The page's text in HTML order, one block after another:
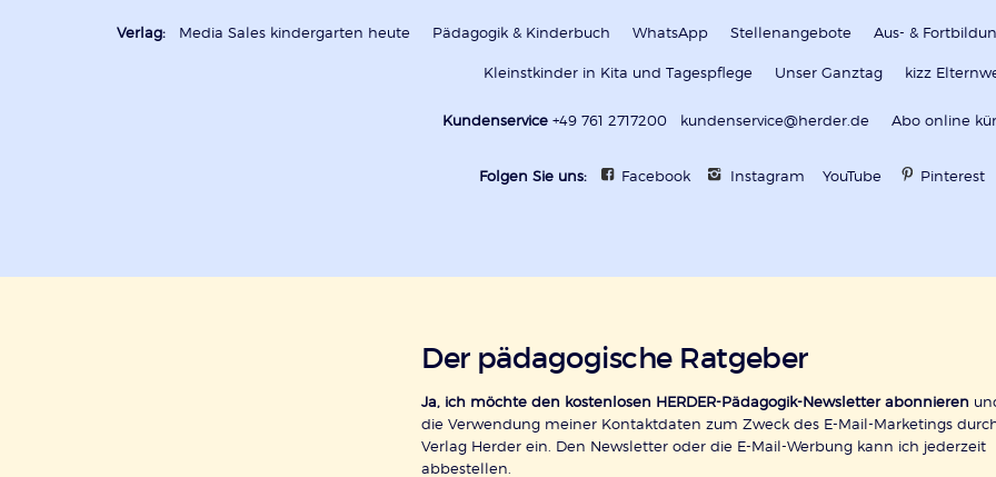
Verlag: Media Sales kindergarten heute Pädagogik & Kinderbuch WhatsApp Stellenangebote Aus- &
Kleinstkinder in Kita und Tagespflege Unser Ganztag kizz
Kundenservice +49 761 2717200 kundenservice@herder.de Abo online
Folgen Sie uns: Facebook Instagram YouTube Pinterest
Der pädagogische Ratgeber
Ja, ich möchte den kostenlosen HERDER-Pädagogik-Newsletter abonnieren
die Verwendung meiner Kontaktdaten zum Zweck des E-Mail-Marketings
Verlag Herder ein. Den Newsletter oder die E-Mail-Werbung kann ich jederzeit
abbestellen.